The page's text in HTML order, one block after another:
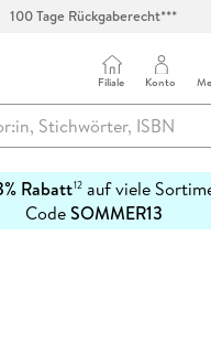
100 Tage Rückgaberecht***
Filiale Konto
Rabatt12auf viele
CodeSOMMER13